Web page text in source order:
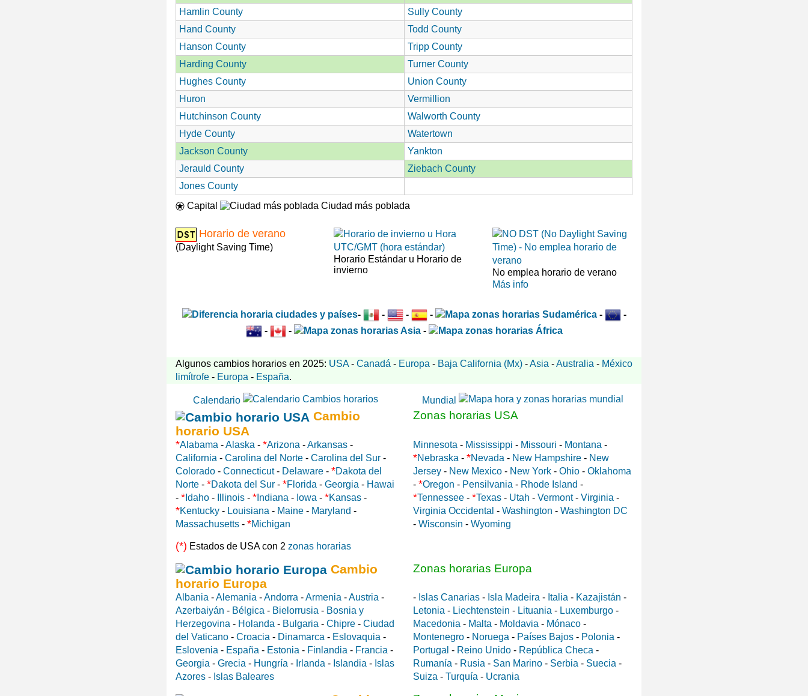
Hamlin County
Sully County
Hand County
Todd County
Hanson County
Tripp County
Harding County
Turner County
Hughes County
Union County
Huron
Vermillion
Hutchinson County
Walworth County
Hyde County
Watertown
Jackson County
Yankton
Jerauld County
Ziebach County
Jones County
Capital
Ciudad más poblada
Horario de verano
(Daylight Saving Time)
Horario Estándar u Horario de
invierno
No emplea horario de verano
Más info
- - - - -
-
-
- -
Algunos cambios horarios en 2025: USA- Canadá - Europa - Baja California (Mx) -Asia -Australia - México
limítrofe - Europa - España.
Calendario Mundial
Cambio
horario USA
Zonas horarias USA
*Alabama -Alaska - *Arizona -Arkansas -
California - Carolina del Norte - Carolina del Sur -
Colorado - Connecticut- Delaware - *Dakota del
Norte - *Dakota del Sur - *Florida - Georgia - Hawai
- * Idaho - Illinois - * Indiana - Iowa - *Kansas -
*Kentucky - Louisiana - Maine - Maryland -
Massachusetts - *Michigan
Minnesota - Mississippi - Missouri - Montana -
*Nebraska - *Nevada - New Hampshire - New
Jersey - New Mexico - New York - Ohio - Oklahoma
- *Oregon - Pensilvania - Rhode Island -
*Tennessee - *Texas - Utah - Vermont- Virginia -
Virginia Occidental - Washington - Washington DC
- Wisconsin - Wyoming
(*) Estados de USA con 2 zonas horarias
Cambio
horario Europa
Zonas horarias Europa
Albania -Alemania -Andorra -Armenia -Austria -
Azerbaiyán - Bélgica - Bielorrusia - Bosnia y
Herzegovina - Holanda - Bulgaria - Chipre - Ciudad
del Vaticano - Croacia - Dinamarca - Eslovaquia -
Eslovenia - España - Estonia - Finlandia - Francia -
Georgia - Grecia - Hungría - Irlanda - Islandia - Islas
Azores - Islas Baleares
- Islas Canarias - Isla Madeira - Italia - Kazajistán -
Letonia - Liechtenstein - Lituania - Luxemburgo -
Macedonia - Malta - Moldavia - Mónaco -
Montenegro - Noruega - Países Bajos - Polonia -
Portugal - Reino Unido - República Checa -
Rumanía - Rusia - San Marino - Serbia - Suecia -
Suiza - Turquía - Ucrania